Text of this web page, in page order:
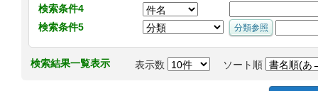
検索条件4
検索条件5
検索結果一覧表示 表示数 ソート順